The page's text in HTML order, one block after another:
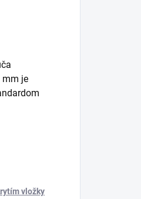
mm je
vložky